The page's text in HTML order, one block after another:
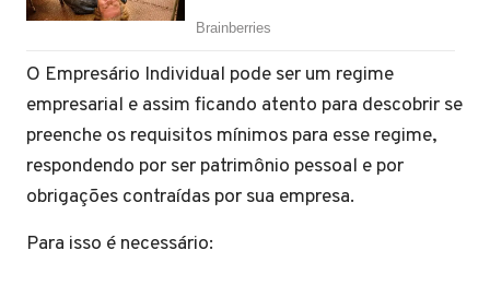
O Empresário Individual pode ser um regime
empresarial e assim ficando atento para descobrir se
preenche os requisitos mínimos para esse regime,
respondendo por ser patrimônio pessoal e por
obrigações contraídas por sua empresa.
Para isso é necessário: